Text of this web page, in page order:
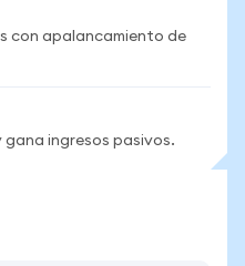
con apalancamiento de
ingresos pasivos.